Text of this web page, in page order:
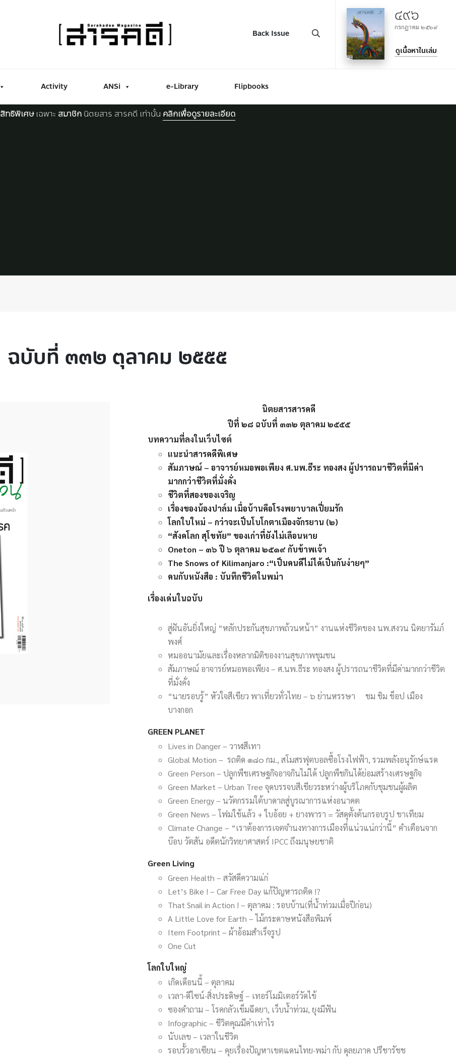
Back Issue
๔๙๖
กรกฎาคม ๒๕๖๙
ดูเนื้อหาในเล่ม
Activity ANSi e-Library Flipbooks
สิทธิพิเศษเฉพาะ สมาชิกนิตยสาร สารคดี เท่านั้น คลิกเพื่อดูรายละเอียด
ฉบับที่ ๓๓๒ ตุลาคม ๒๕๕๕
นิตยสารสารคดี
ปีที่ ๒๘ ฉบับที่ ๓๓๒ ตุลาคม ๒๕๕๕
บทความที่ลงในเว็บไซต์
แนะนำสารคดีพิเศษ
สัมภาษณ์ – อาจารย์หมอพอเพียง ศ.นพ.ธีระ ทองสง ผู้ปรารถนาชีวิตที่มีค่า
มากกว่าชีวิตที่มั่งคั่ง
ชีวิตที่สองของเจริญ
เรื่องของน้องปาล์ม เมื่อบ้านคือโรงพยาบาลเปี่ยมรัก
โลกใบใหม่ – กว่าจะเป็นโบโกตาเมืองจักรยาน (๒)
“สังคโลก สุโขทัย” ของเก่าที่ยังไม่เลือนหาย
Oneton – ๓๖ ปี ๖ ตุลาคม ๒๕๑๙ กับข้าพเจ้า
The Snows of Kilimanjaro :“เป็นคนดีไม่ได้เป็นกันง่ายๆ”
คนกับหนังสือ : บันทึกชีวิตในพม่า
เรื่องเด่นในฉบับ
สู่ฝันอันยิ่งใหญ่ “หลักประกันสุขภาพถ้วนหน้า” งานแห่งชีวิตของ นพ.สงวน นิตยารัมภ์
พงศ์
หมออนามัยและเรื่องหลากมิติของงานสุขภาพชุมชน
สัมภาษณ์ อาจารย์หมอพอเพียง – ศ.นพ.ธีระ ทองสง ผู้ปรารถนาชีวิตที่มีค่ามากกว่าชีวิต
ที่มั่งคั่ง
“นายรอบรู้” หัวใจสีเขียว พาเที่ยวทั่วไทย – ๖ ย่านหรรษา ชม ชิม ช็อป เมือง
บางกอก
GREEN PLANET
Lives in Danger – วาฬสีเทา
Global Motion – รถติด ๑๘๐ กม., สโมสรฟุตบอลซื้อโรงไฟฟ้า, รวมพลังอนุรักษ์แรด
Green Person – ปลูกพืชเศรษฐกิจอาจกินไม่ได้ ปลูกพืชกินได้ย่อมสร้างเศรษฐกิจ
Green Market – Urban Tree จุดบรรจบสีเขียวระหว่างผู้บริโภคกับชุมชนผู้ผลิต
Green Energy – นวัตกรรมใต้บาดาลสู่บูรณาการแห่งอนาคต
Green News – โฟมใช้แล้ว + ใบอ้อย + ยางพารา = วัสดุตั้งต้นกรอบรูป ขาเทียม
Climate Change – “เราต้องการเจตจำนงทางการเมืองที่แน่วแน่กว่านี้” คำเตือนจาก
บ๊อบ วัตสัน อดีตนักวิทยาศาสตร์ IPCC ถึงมนุษยชาติ
Green Living
Green Health – สวัสดีความแ่ก่
Let’s Bike ! – Car Free Day แก้ปัญหารถติด !?
That Snail in Action ! – ตุลาคม : รอบบ้าน(ที่น้ำท่วมเมื่อปีก่อน)
A Little Love for Earth – ไม้กระดาษหนังสือพิมพ์
Item Footprint – ผ้าอ้อมสำเร็จรูป
One Cut
โลกใบใหญ่
เกิดเดือนนี้ – ตุลาคม
เวลา-ดีไซน์-สิ่งประดิษฐ์ – เทอร์โมมิเตอร์วัดไข้
ซองคำถาม – โรคกลัวเข็มฉีดยา, เว็บน้ำท่วม, ยุงมีฟัน
Infographic – ชีวิตคุณมีค่าเท่าไร
นับเลข – เวลาในชีวิต
รอบรั้วอาเซียน – คุยเรื่องปัญหาเขตแดนไทย-พม่า กับ ดุลยภาค ปรีชารัชช